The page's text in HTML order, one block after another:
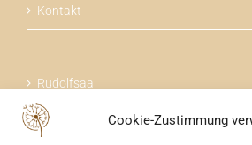
Cookie-Zustimmung
Kontakt
Rudolfsaal
Über uns